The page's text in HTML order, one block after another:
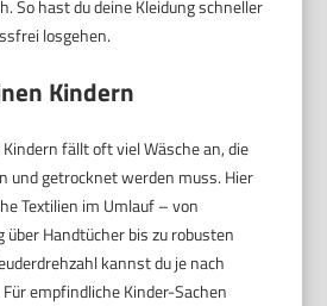
So hast du deine Kleidung schneller
losgehen.
Kindern
fällt oft viel Wäsche an, die
und getrocknet werden muss. Hier
Textilien im Umlauf – von
Handtücher bis zu robusten
kannst du je nach
empfindliche Kinder-Sachen